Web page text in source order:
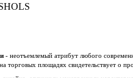
- неотъемлемый атрибут любого
торговых площадях свидетельствует о